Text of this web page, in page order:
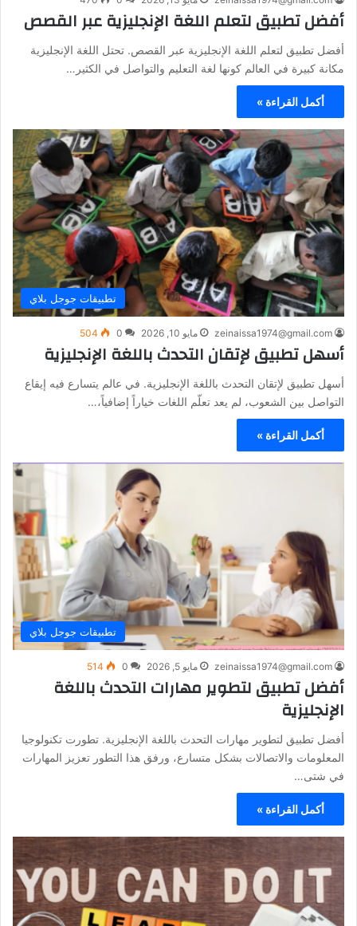
أفضل تطبيق لتعلم اللغة الإنجليزية عبر القصص
أفضل تطبيق لتعلم اللغة الإنجليزية عبر القصص. تحتل اللغة الإنجليزية
مكانة كبيرة في العالم كونها لغة التعليم والتواصل في الكثير…
أكمل القراءة »
تطبيقات جوجل بلاي
zeinaissa1974@gmail.com مايو 10, 2026 0
504
أسهل تطبيق لإتقان التحدث باللغة الإنجليزية
أسهل تطبيق لإتقان التحدث باللغة الإنجليزية. في عالم يتسارع فيه إيقاع
التواصل بين الشعوب، لم يعد تعلّم اللغات خياراً إضافياً،…
أكمل القراءة »
تطبيقات جوجل بلاي
zeinaissa1974@gmail.com مايو 5, 2026 0
514
أفضل تطبيق لتطوير مهارات التحدث باللغة
الإنجليزية
أفضل تطبيق لتطوير مهارات التحدث باللغة الإنجليزية. تطورت تكنولوجيا
المعلومات والاتصالات بشكل متسارع، ورفق هذا التطور تعزيز المهارات
في شتى…
أكمل القراءة »